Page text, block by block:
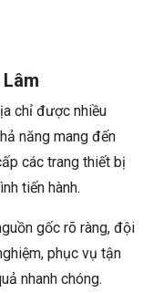
chỉ được nhiều
năng mang đến
các trang thiết bị
tiến hành.
gốc rõ ràng, đội
phục vụ tận
nhanh chóng.